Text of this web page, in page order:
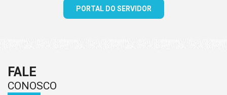
PORTAL DO SERVIDOR
FALE
CONOSCO